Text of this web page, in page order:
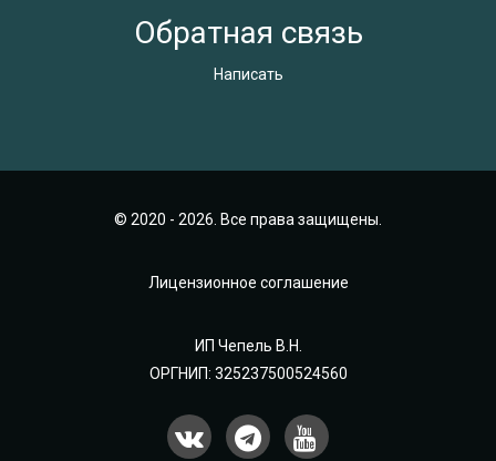
Обратная связь
Написать
© 2020 - 2026. Все права защищены.
Лицензионное соглашение
ИП Чепель В.Н.
ОРГНИП: 325237500524560